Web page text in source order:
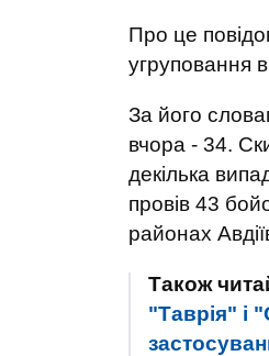
Про це
угруповання
За його
вчора - 34.
декілька
провів 43
районах
Також
"Таврія" і